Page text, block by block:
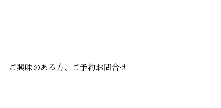
ご興味のある方、ご予約お問合せ